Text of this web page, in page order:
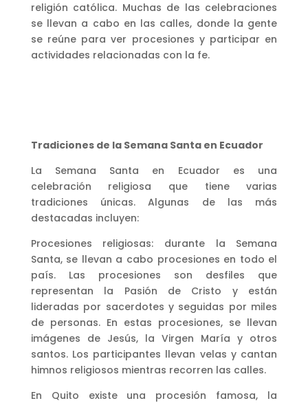
religión católica. Muchas de las celebraciones
se llevan a cabo en las calles, donde la gente
se reúne para ver procesiones y participar en
actividades relacionadas con la fe.
Tradiciones de la Semana Santa en Ecuador
La Semana Santa en Ecuador es una
celebración religiosa que tiene varias
tradiciones únicas. Algunas de las más
destacadas incluyen:
Procesiones religiosas: durante la Semana
Santa, se llevan a cabo procesiones en todo el
país. Las procesiones son desfiles que
representan la Pasión de Cristo y están
lideradas por sacerdotes y seguidas por miles
de personas. En estas procesiones, se llevan
imágenes de Jesús, la Virgen María y otros
santos. Los participantes llevan velas y cantan
himnos religiosos mientras recorren las calles.
En Quito existe una procesión famosa, la